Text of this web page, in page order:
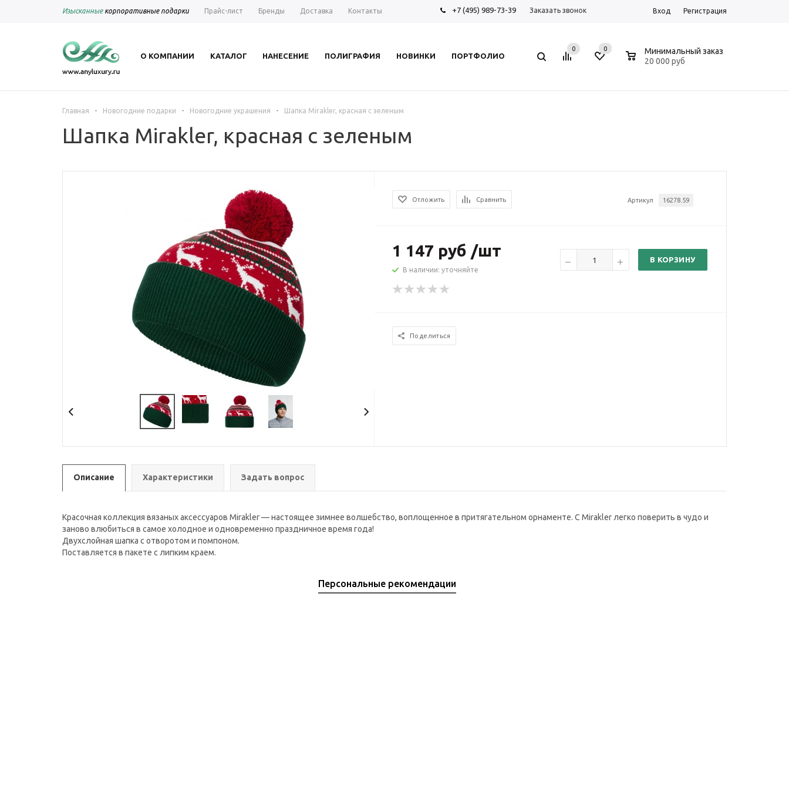
Изысканныекорпоративные подарки Прайс-лист Бренды Доставка Контакты +7 (495) 989-73-39 Заказать звонок Вход Регистрация
О КОМПАНИИ КАТАЛОГ НАНЕСЕНИЕ ПОЛИГРАФИЯ НОВИНКИ ПОРТФОЛИО
0 0
Минимальный заказ
20 000 руб
Главная - Новогодние подарки - Новогодние украшения - Шапка Mirakler, красная с зеленым
Шапка Mirakler, красная с зеленым
Артикул 16278.59
Отложить Сравнить
1 147 руб /шт
В наличии: уточняйте
В КОРЗИНУ
Поделиться
Описание Характеристики Задать вопрос
Красочная коллекция вязаных аксессуаров Mirakler — настоящее зимнее волшебство, воплощенное в притягательном орнаменте. С Mirakler легко поверить в чудо и
заново влюбиться в самое холодное и одновременно праздничное время года!
Двухслойная шапка с отворотом и помпоном.
Поставляется в пакете с липким краем.
Персональные рекомендации